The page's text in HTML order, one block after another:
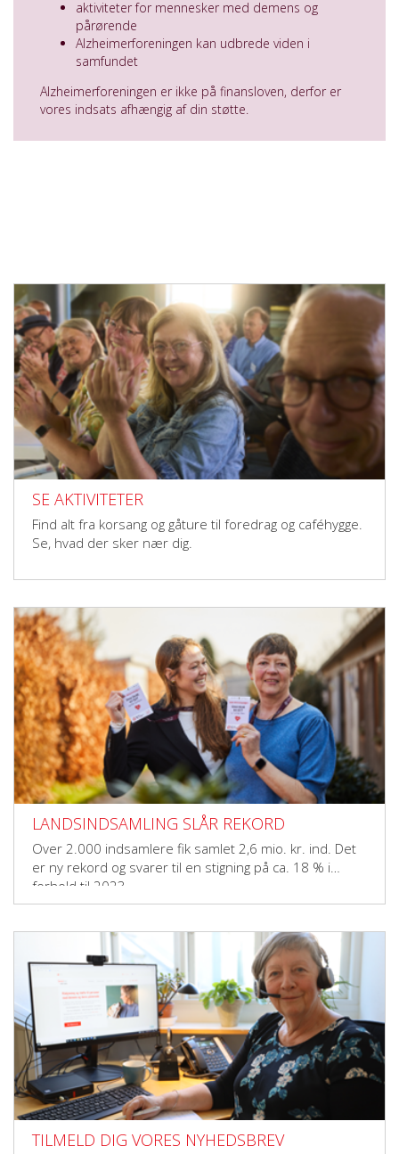
aktiviteter for mennesker med demens og
pårørende
Alzheimerforeningen kan udbrede viden i
samfundet
Alzheimerforeningen er ikke på finansloven, derfor er
vores indsats afhængig af din støtte.
SE AKTIVITETER
Find alt fra korsang og gåture til foredrag og caféhygge.
Se, hvad der sker nær dig.
LANDSINDSAMLING SLÅR REKORD
Over 2.000 indsamlere fik samlet 2,6 mio. kr. ind. Det
er ny rekord og svarer til en stigning på ca. 18 % i
forhold til 2023.
TILMELD DIG VORES NYHEDSBREV